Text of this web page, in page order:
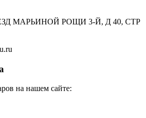
МАРЬИНОЙ РОЩИ 3-Й, Д 40, СТР
на нашем сайте: